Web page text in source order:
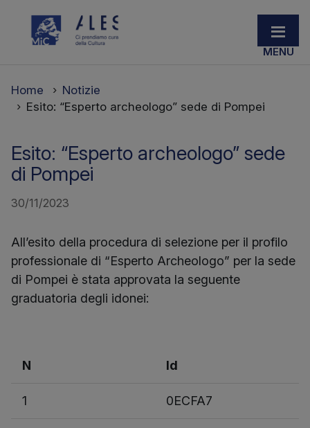
Home
Notizie
Esito: “Esperto archeologo” sede di Pompei
Esito: “Esperto archeologo” sede
di Pompei
30/11/2023
All’esito della procedura di selezione per il profilo
professionale di “Esperto Archeologo” per la sede
di Pompei è stata approvata la seguente
graduatoria degli idonei:
N Id
1 0ECFA7